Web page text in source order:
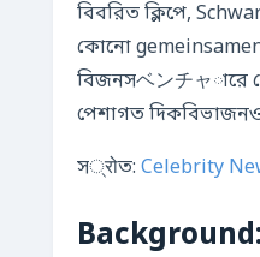
বিবরিত ক্লিপে,
কোনো gemeinsamen
বিজনসベンチャারে
পেশাগত দিকবিভাজনও
স्रोত: Celebrity